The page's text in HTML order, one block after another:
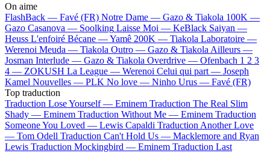
On aime
FlashBack — Favé (FR) Notre Dame — Gazo & Tiakola 100K —
Gazo Casanova — Soolking Laisse Moi — KeBlack Saiyan —
Heuss L'enfoiré Bécane —Yamê 200K — Tiakola Laboratoire —
Werenoi Meuda — Tiakola Outro — Gazo & Tiakola Ailleurs —
Josman Interlude — Gazo & Tiakola Overdrive — Ofenbach 1 2 3
4 — ZOKUSH La League — Werenoi Celui qui part — Joseph
Kamel Nouvelles — PLK No love — Ninho Urus — Favé (FR)
Top traduction
Traduction Lose Yourself — Eminem Traduction The Real Slim
Shady — Eminem Traduction Without Me — Eminem Traduction
Someone You Loved — Lewis Capaldi Traduction Another Love
— Tom Odell Traduction Can't Hold Us — Macklemore and Ryan
Lewis Traduction Mockingbird — Eminem Traduction Last